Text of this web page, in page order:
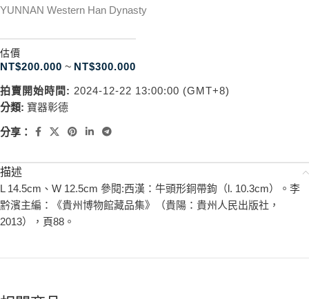
YUNNAN Western Han Dynasty
估價
NT$200.000 ~ NT$300.000
拍賣開始時間: 2024-12-22 13:00:00 (GMT+8)
分類: 寶器彰德
分享：
描述
L 14.5cm、W 12.5cm 參閱:西漢：牛頭形銅帶鉤（l. 10.3cm）。李
黔濱主編：《貴州博物館藏品集》（貴陽：貴州人民出版社，
2013），頁88。